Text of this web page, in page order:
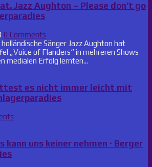
Jazz Aughton – Please don’t go
0 Comments
Sänger Jazz Aughton hat
„Voice of Flanders“ in mehreren Shows
medialen Erfolg lernten...
es nicht immer leicht mit
kann uns keiner nehmen · Berger